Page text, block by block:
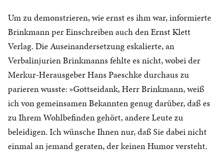
Um zu demonstrieren, wie ernst es ihm war, informierte
Brinkmann per Einschreiben auch den Ernst Klett
Verlag. Die Auseinandersetzung eskalierte, an
Verbalinjurien Brinkmanns fehlte es nicht, wobei der
Merkur-Herausgeber Hans Paeschke durchaus zu
parieren wusste: »Gottseidank, Herr Brinkmann, weiß
ich von gemeinsamen Bekannten genug darüber, daß es
zu Ihrem Wohlbefinden gehört, andere Leute zu
beleidigen. Ich wünsche Ihnen nur, daß Sie dabei nicht
einmal an jemand geraten, der keinen Humor versteht.